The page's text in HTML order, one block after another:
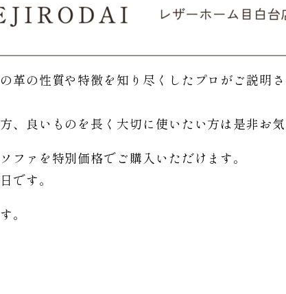
革の性質や特徴を知り尽くしたプロがご説明
、良いものを長く大切に使いたい方は是非お気
ファを特別価格でご購入いただけます。
です。
。